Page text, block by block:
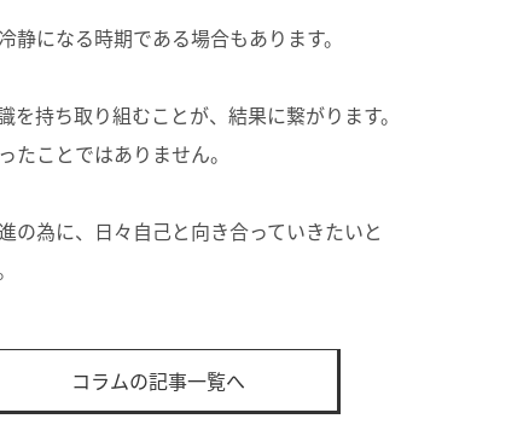
になる時期である場合もあります。
を持ち取り組むことが、結果に繋がります。
たことではありません。
の為に、日々自己と向き合っていきたいと
コラムの記事一覧へ